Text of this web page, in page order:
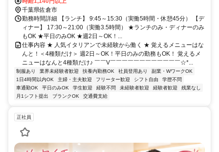
千葉県佐倉市
勤務時間詳細 【ランチ】 9:45～15:30（実働5時間・休憩45分） 【デ
ィナー】 17:30～21:00（実働3.5時間） ★ランチのみ・ディナーのみ
もOK ★平日のみOK ★週2日～OK！...
仕事内容 ★ 人気イタリアンで未経験から働く ★ 覚えるメニューはな
んと！＜4種類だけ＞ 週2日～OK！平日のみの勤務もOK！ 覚えるメ
ニューはなんと4種類だけ♪ ￣￣V￣￣￣￣￣￣￣￣￣￣￣￣☆*...
制服あり 業界未経験者歓迎 扶養内勤務OK 社員登用あり
副業・WワークOK
1日4時間以内OK
主婦・主夫歓迎 フリーター歓迎 シフト自由
学歴不問
車通勤OK
平日のみOK 学生歓迎 経験不問 未経験者歓迎 経験者歓迎
残業なし
月1シフト提出
ブランクOK 交通費支給
正社員